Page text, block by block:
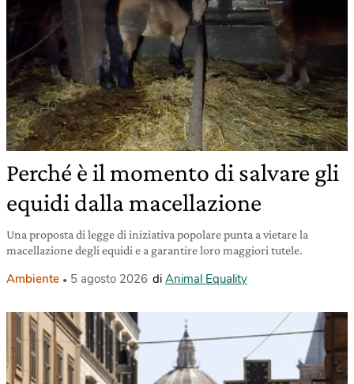
Perché è il momento di salvare gli
equidi dalla macellazione
Una proposta di legge di iniziativa popolare punta a vietare la
macellazione degli equidi e a garantire loro maggiori tutele.
Ambiente 5 agosto 2026 di Animal Equality